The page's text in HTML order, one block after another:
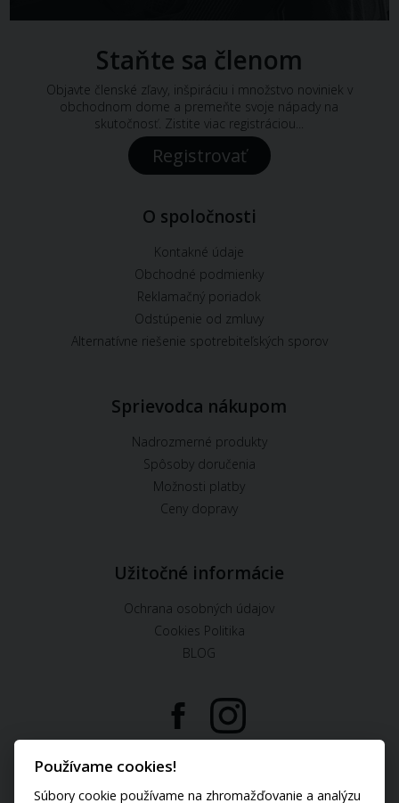
Staňte sa členom
Objavte členské zľavy, inšpiráciu i množstvo noviniek v
obchodnom dome a premeňte svoje nápady na
skutočnosť. Zistite viac registráciou...
Registrovať
O spoločnosti
Kontakné údaje
Obchodné podmienky
Reklamačný poriadok
Odstúpenie od zmluvy
Alternatívne riešenie spotrebiteľských sporov
Sprievodca nákupom
Nadrozmerné produkty
Spôsoby doručenia
Možnosti platby
Ceny dopravy
Užitočné informácie
Ochrana osobných údajov
Cookies Politika
BLOG
U nás môžete platiť:
Používame cookies!
Súbory cookie používame na zhromažďovanie a analýzu